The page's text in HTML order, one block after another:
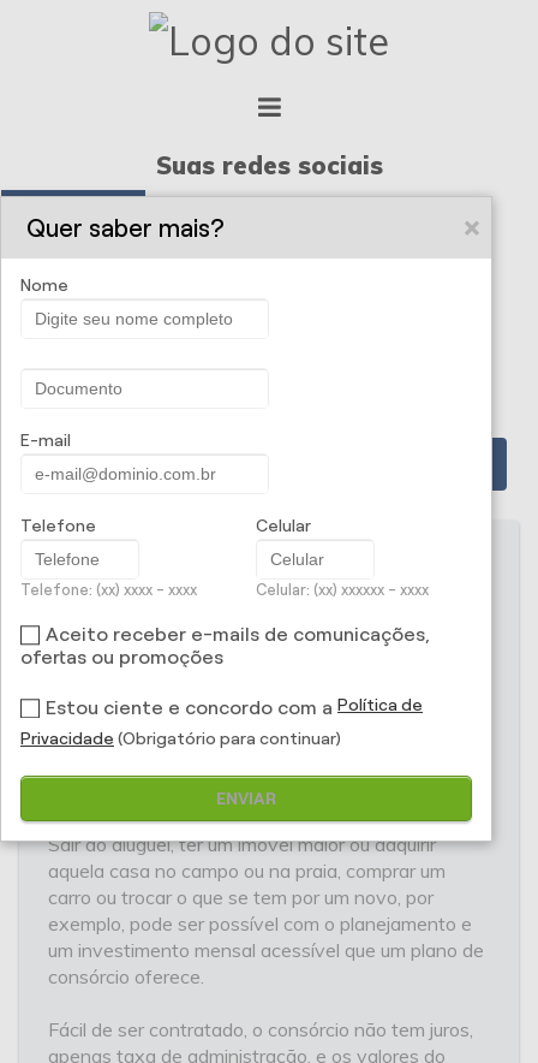
Suas redes sociais
Prontocar Seguros -
Consórcio
Todos nós queremos melhorar nossa condição
socioeconômica, adquirindo bens que tragam mais
que aumentamos o patrimônio.
Sair do aluguel, ter um imóvel maior ou adquirir
aquela casa no campo ou na praia, comprar um
carro ou trocar o que se tem por um novo, por
exemplo, pode ser possível com o planejamento e
um investimento mensal acessível que um plano de
consórcio oferece.
Fácil de ser contratado, o consórcio não tem juros,
apenas taxa de administração, e os valores do
Quer saber mais?
Nome
E-mail
Telefone
Telefone: (xx) xxxx - xxxx
Celular
Celular: (xx) xxxxxx - xxxx
Aceito receber e-mails de comunicações,
ofertas ou promoções
Estou ciente e concordo com a Política de
Privacidade (Obrigatório para continuar)
ENVIAR